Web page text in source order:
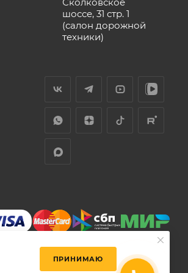
шоссе, 31 стр. 1
(салон дорожной
техники)
ПРИНИМАЮ